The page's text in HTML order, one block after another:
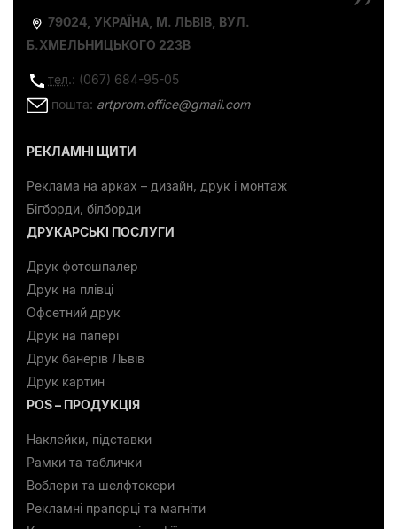
79024, УКРАЇНА, М. ЛЬВІВ, ВУЛ.
Б.ХМЕЛЬНИЦЬКОГО 223В
тел.: (067) 684-95-05
пошта: artprom.office@gmail.com
РЕКЛАМНІ ЩИТИ
Реклама на арках – дизайн, друк і монтаж
Бігборди, білборди
ДРУКАРСЬКІ ПОСЛУГИ
Друк фотошпалер
Друк на плівці
Офсетний друк
Друк на папері
Друк банерів Львів
Друк картин
POS – ПРОДУКЦІЯ
Наклейки, підставки
Рамки та таблички
Воблери та шелфтокери
Рекламні прапорці та магніти